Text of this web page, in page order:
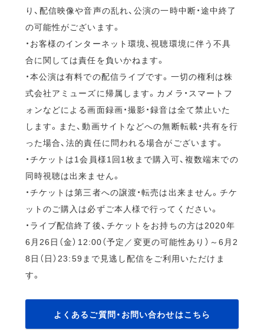
り、配信映像や音声の乱れ、公演の一時中断・途中終了
の可能性がございます。
・お客様のインターネット環境、視聴環境に伴う不具
合に関しては責任を負いかねます。
・本公演は有料での配信ライブです。一切の権利は株
式会社アミューズに帰属します。カメラ・スマートフ
ォンなどによる画面録画・撮影・録音は全て禁止いた
します。また、動画サイトなどへの無断転載・共有を行
った場合、法的責任に問われる場合がございます。
・チケットは1会員様1回1枚まで購入可、複数端末での
同時視聴は出来ません。
・チケットは第三者への譲渡・転売は出来ません。チケ
ットのご購入は必ずご本人様で行ってください。
・ライブ配信終了後、チケットをお持ちの方は2020年
6月26日（金）12:00（予定／変更の可能性あり）～6月2
8日（日）23:59まで見逃し配信をご利用いただけま
す。
よくあるご質問・お問い合わせはこちら